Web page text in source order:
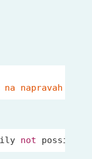
na napravah z
not possible